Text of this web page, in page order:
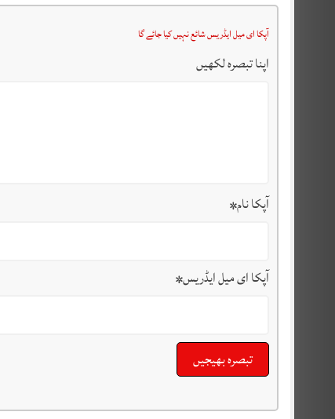
آپکا ای میل ایڈریس شائع نہیں کیا جائے گا
اپنا تبصرہ لکھیں
آپکا نام*
آپکا ای میل ایڈریس*